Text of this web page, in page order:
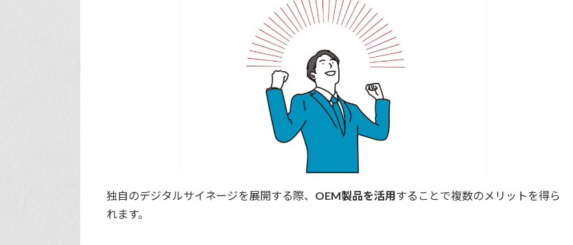
独自のデジタルサイネージを展開する際、 OEM製品を活用することで複数のメリットを得ら
れます。